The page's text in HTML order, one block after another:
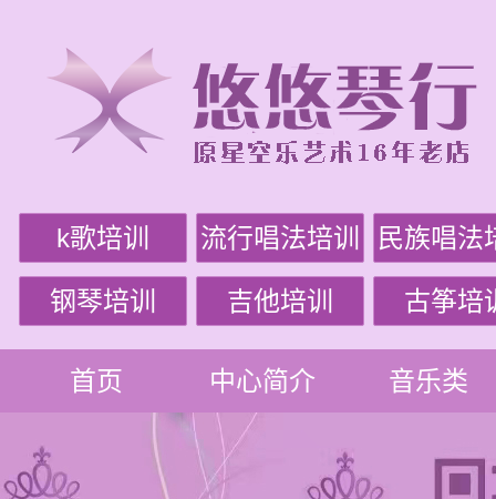
k歌培训 流行唱法培训 民族唱法
钢琴培训 吉他培训 古筝培
首页 中心简介 音乐类